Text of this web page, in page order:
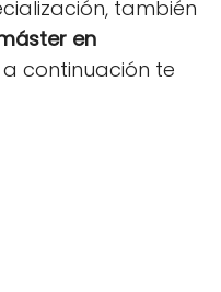
también
en
continuación te